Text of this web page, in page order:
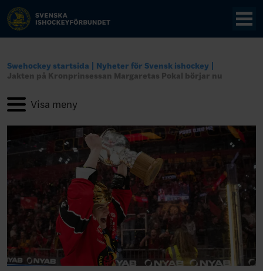
Swehockey startsida
Nyheter för Svensk ishockey
Jakten på Kronprinsessan Margaretas Pokal börjar nu